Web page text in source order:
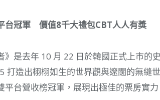
台冠軍 價值8千大禮包CBT人人有獎
》是去年 10 月 22 日於韓國正式上市的
打造出栩栩如生的世界觀與遼闊的無縫
平台營收榜冠軍，展現出極佳的票房實力